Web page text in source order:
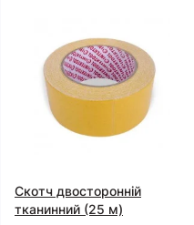
Скотч двосторонній
тканинний (25 м)